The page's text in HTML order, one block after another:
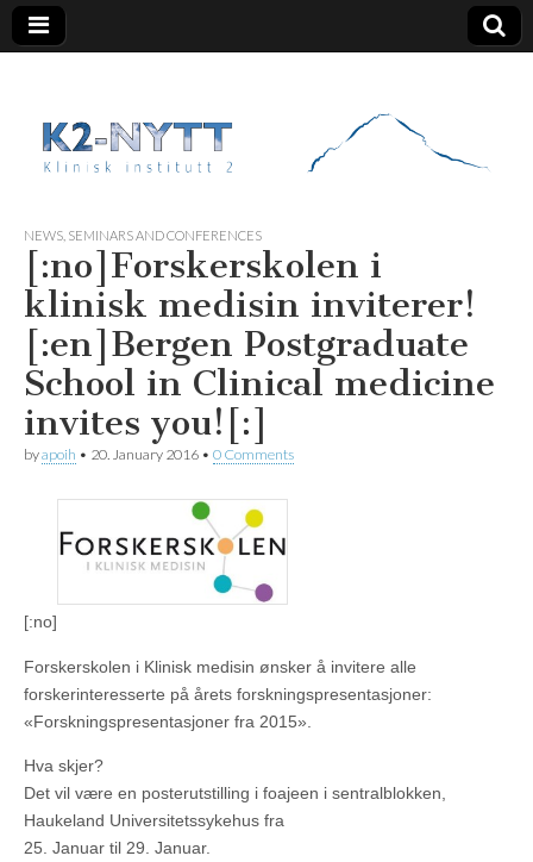
K2 Nytt
NEWS SEMINARS AND CONFERENCES
[:no]Forskerskolen i
klinisk medisin inviterer!
[:en]Bergen Postgraduate
School in Clinical medicine
invites you![:]
byapoih • 20. January 2016 • 0 Comments
[:no]
Forskerskolen i Klinisk medisin ønsker å invitere alle
forskerinteresserte på årets forskningspresentasjoner:
«Forskningspresentasjoner fra 2015».
Hva skjer?
Det vil være en posterutstilling i foajeen i sentralblokken,
Haukeland Universitetssykehus fra
25. Januar til 29. Januar.